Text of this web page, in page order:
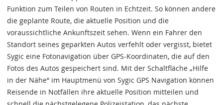
Funktion zum Teilen von Routen in Echtzeit. So können andere
die geplante Route, die aktuelle Position und die
voraussichtliche Ankunftszeit sehen. Wenn ein Fahrer den
Standort seines geparkten Autos verfehlt oder vergisst, bietet
Sygic eine Fotonavigation über GPS-Koordinaten, die auf den
Fotos des Autos gespeichert sind. Mit der Schaltfläche „Hilfe
in der Nähe“ im Hauptmenü von Sygic GPS Navigation können
Reisende in Notfällen ihre aktuelle Position mitteilen und